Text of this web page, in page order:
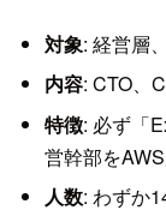
対象: 経営層
内容: CTO、
特徴: 必ず「
営幹部を
人数: わずか